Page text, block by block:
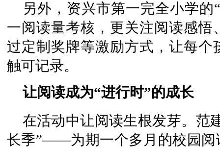
另外，资兴市第一完全小学
一阅读量考核，更关注阅读感
过定制奖牌等激励方式，让每
触可记录。
让阅读成为“进行时”的成长
在活动中让阅读生根发芽。范
长季”——为期一个多月的校园阅